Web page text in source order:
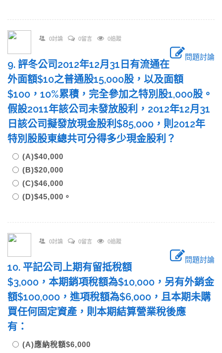
0討論 0留言 0追蹤
問題討論
9. 評冬公司2012年12月31日有流通在
外面額$10之普通股15,000股，以及面額
$100，10%累積，完全參加之特別股1,000股。
假設2011年該公司未發放股利，2012年12月31
日該公司擬發放現金股利$85,000，則2012年
特別股股東總共可分得多少現金股利？
(A)$40,000
(B)$20,000
(C)$46,000
(D)$45,000。
0討論 0留言 0追蹤
問題討論
10. 平記公司上期有留抵稅額
$3,000，本期銷項稅額為$10,000，另有外銷金
額$100,000，進項稅額為$6,000，且本期未購
買任何固定資產，則本期結算營業稅後應
有：
(A)應納稅額$6,000